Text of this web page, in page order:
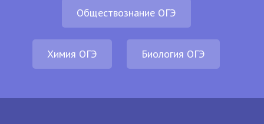
Обществознание ОГЭ
Химия ОГЭ Биология ОГЭ